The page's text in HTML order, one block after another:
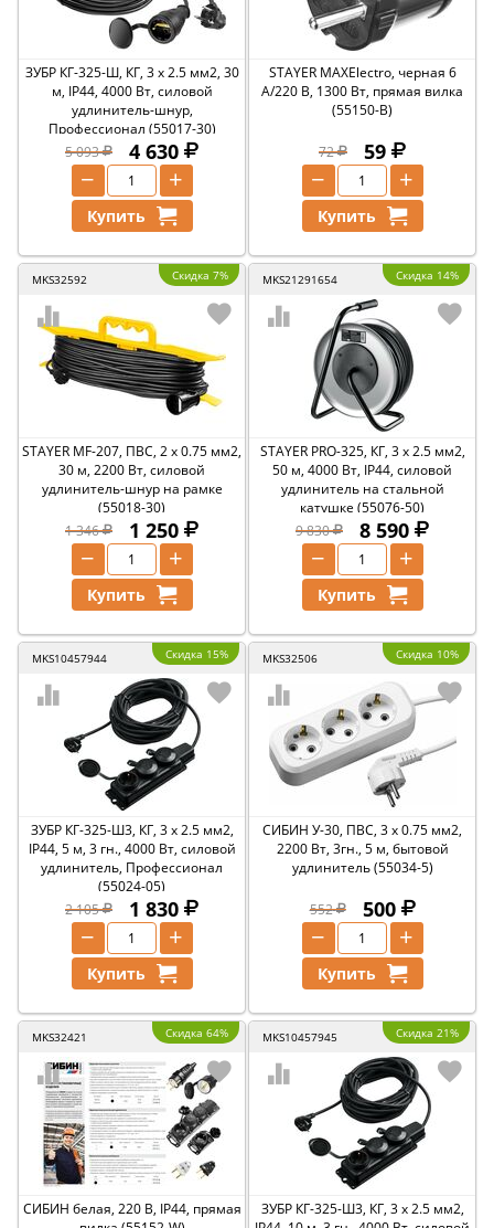
ЗУБР КГ-325-Ш, КГ, 3 х 2.5 мм2, 30
м, IP44, 4000 Вт, силовой
удлинитель-шнур,
Профессионал (55017-30)
5 093
4 630
+
−
Купить
STAYER MAXElectro, черная 6
А/220 В, 1300 Вт, прямая вилка
(55150-B)
72 59
+
−
Купить
MKS32592 Скидка 7%
STAYER MF-207, ПВС, 2 x 0.75 мм2,
30 м, 2200 Вт, силовой
удлинитель-шнур на рамке
(55018-30)
1 346
1 250
+
−
Купить
MKS21291654 Скидка 14%
STAYER PRO-325, КГ, 3 х 2.5 мм2,
50 м, 4000 Вт, IP44, силовой
удлинитель на стальной
катушке (55076-50)
9 830
8 590
+
−
Купить
MKS10457944 Скидка 15%
ЗУБР КГ-325-Ш3, КГ, 3 x 2.5 мм2,
IP44, 5 м, 3 гн., 4000 Вт, силовой
удлинитель, Профессионал
(55024-05)
2 105
1 830
+
−
Купить
MKS32506 Скидка 10%
СИБИН У-30, ПВС, 3 х 0.75 мм2,
2200 Вт, 3гн., 5 м, бытовой
удлинитель (55034-5)
552 500
+
−
Купить
MKS32421 Скидка 64%
СИБИН белая, 220 В, IP44, прямая
MKS10457945 Скидка 21%
ЗУБР КГ-325-Ш3, КГ, 3 x 2.5 мм2,